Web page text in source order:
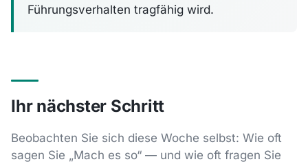
Führungsverhalten tragfähig wird.
Ihr nächster Schritt
Beobachten Sie sich diese Woche selbst: Wie oft
sagen Sie „Mach es so“ — und wie oft fragen Sie